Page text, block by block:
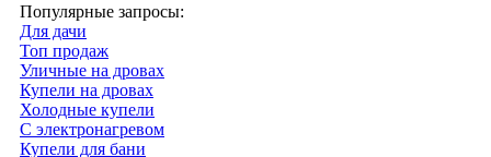
Популярные запросы:
Для дачи
Топ продаж
Уличные на дровах
Купели на дровах
Холодные купели
С электронагревом
Купели для бани